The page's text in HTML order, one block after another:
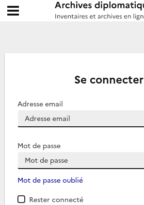
Archives diplomatiques
Ouvrir le menu déroulant
Se connecter
Adresse email
Mot de passe
Mot de passe oublié
Rester connecté